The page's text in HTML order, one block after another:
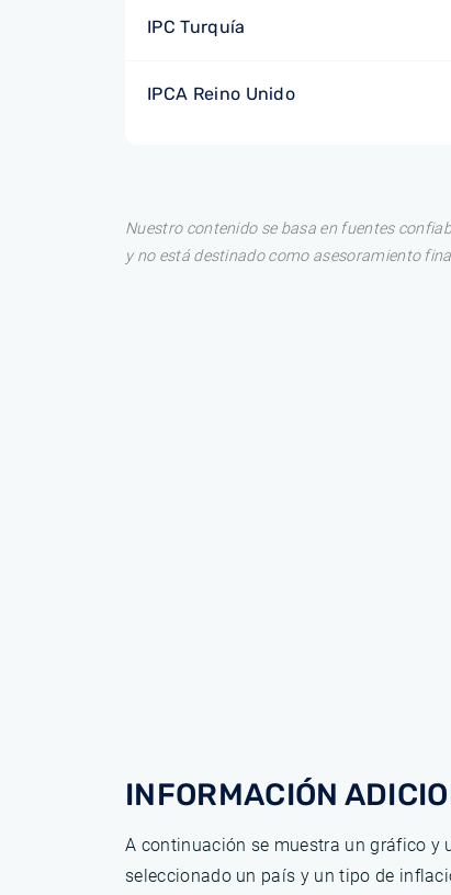
IPC Turquía
IPCA Reino Unido
Nuestro contenido se basa en fuentes
y no está destinado como asesoramiento
INFORMACIÓN
A continuación se muestra un gráfico
seleccionado un país y un tipo de